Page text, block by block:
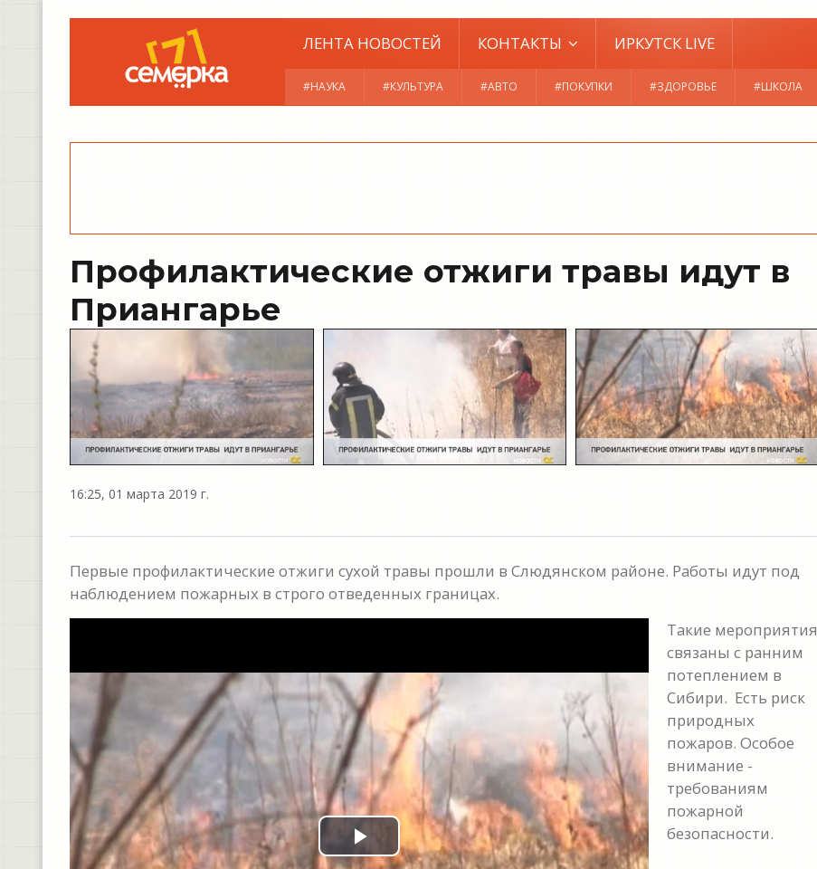
ЛЕНТА НОВОСТЕЙ КОНТАКТЫ ИРКУТСК LIVE
#НАУКА #КУЛЬТУРА #АВТО #ПОКУПКИ #ЗДОРОВЬЕ #ШКОЛА
Профилактические отжиги травы идут в
Приангарье
16:25, 01 марта 2019 г.
Первые профилактические отжиги сухой травы прошли в Слюдянском районе. Работы идут под
наблюдением пожарных в строго отведенных границах.
Play
Такие мероприятия
связаны с ранним
потеплением в
Сибири. Есть риск
природных
пожаров. Особое
внимание -
требованиям
пожарной
безопасности.